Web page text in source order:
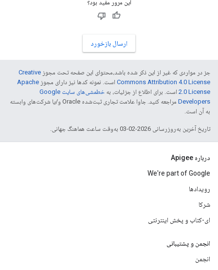
این مرور مفید بود؟
ارسال بازخورد
جز در مواردی که غیر از این ذکر شده باشد،‌محتوای این صفحه تحت مجوز Creative
Commons Attribution 4.0 License است. نمونه کدها نیز دارای مجوز Apache
2.0 License است. برای اطلاع از جزئیات، به
خطمشی‌های سایت Google
Developers‏
مراجعه کنید. جاوا علامت تجاری ثبت‌شده Oracle و/یا شرکت‌های وابسته
به آن است.
تاریخ آخرین به‌روزرسانی 2026-02-03 به‌وقت ساعت هماهنگ جهانی.
درباره Apigee
We're part of Google
رویدادها
شرکا
ای-کتاب و پخش اینترنتی
انجمن و پشتیبانی
انجمن